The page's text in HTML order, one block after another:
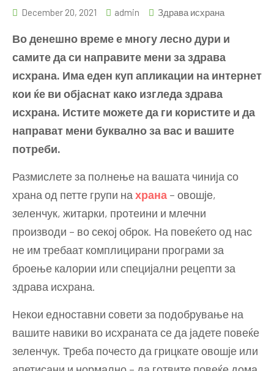
December 20, 2021 admin Здрава исхрана
Во денешно време е многу лесно дури и
самите да си направите мени за здрава
исхрана. Има еден куп апликации на интернет
кои ќе ви објаснат како изгледа здрава
исхрана. Истите можете да ги користите и да
направат мени буквално за вас и вашите
потреби.
Размислете за полнење на вашата чинија со
храна од петте групи на храна – овошје,
зеленчук, житарки, протеини и млечни
производи – во секој оброк. На повеќето од нас
не им требаат комплицирани програми за
броење калории или специјални рецепти за
здрава исхрана.
Некои едноставни совети за подобрување на
вашите навики во исхраната се да јадете повеќе
зеленчук. Треба почесто да грицкате овошје или